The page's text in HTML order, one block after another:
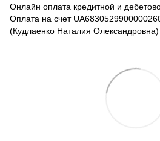
Онлайн оплата кредитной и
Оплата на счет
(Кудлаенко Наталия Олександровна)